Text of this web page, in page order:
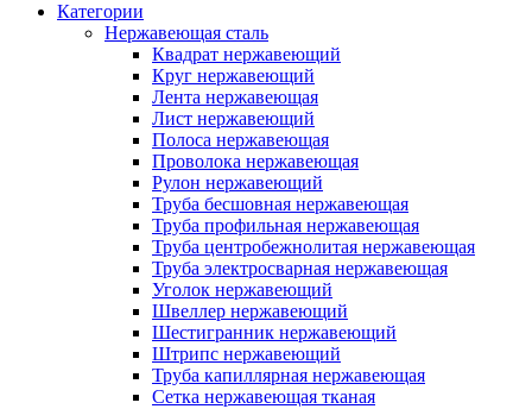
Категории
Нержавеющая сталь
Квадрат нержавеющий
Круг нержавеющий
Лента нержавеющая
Лист нержавеющий
Полоса нержавеющая
Проволока нержавеющая
Рулон нержавеющий
Труба бесшовная нержавеющая
Труба профильная нержавеющая
Труба центробежнолитая нержавеющая
Труба электросварная нержавеющая
Уголок нержавеющий
Швеллер нержавеющий
Шестигранник нержавеющий
Штрипс нержавеющий
Труба капиллярная нержавеющая
Сетка нержавеющая тканая